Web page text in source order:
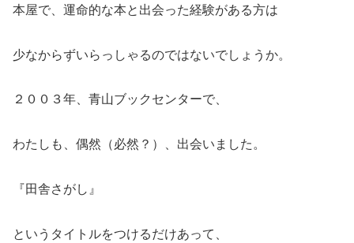
本屋で、運命的な本と出会った経験がある方は
少なからずいらっしゃるのではないでしょうか。
２００３年、青山ブックセンターで、
わたしも、偶然（必然？）、出会いました。
『田舎さがし』
というタイトルをつけるだけあって、